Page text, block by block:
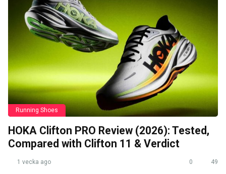
Running Shoes
HOKA Clifton PRO Review (2026): Tested,
Compared with Clifton 11 & Verdict
1 vecka ago 0 49